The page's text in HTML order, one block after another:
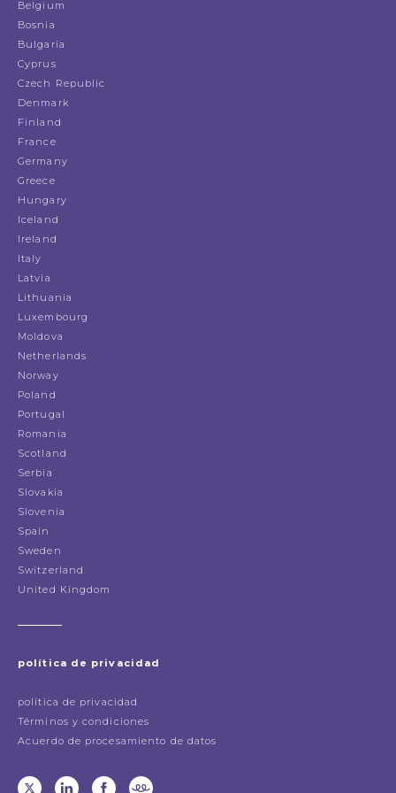
Belgium
Bosnia
Bulgaria
Cyprus
Czech Republic
Denmark
Finland
France
Germany
Greece
Hungary
Iceland
Ireland
Italy
Latvia
Lithuania
Luxembourg
Moldova
Netherlands
Norway
Poland
Portugal
Romania
Scotland
Serbia
Slovakia
Slovenia
Spain
Sweden
Switzerland
United Kingdom
política de privacidad
política de privacidad
Términos y condiciones
Acuerdo de procesamiento de datos